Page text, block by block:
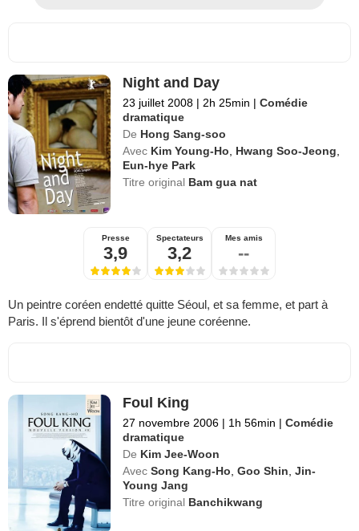
Night and Day
23 juillet 2008 | 2h 25min | Comédie
dramatique
De Hong Sang-soo
Avec Kim Young-Ho Hwang Soo-Jeong
Eun-hye Park
Titre original Bam gua nat
Presse
3,9
Spectateurs
3,2
Mes amis
--
Un peintre coréen endetté quitte Séoul, et sa femme, et part à
Paris. Il s'éprend bientôt d'une jeune coréenne.
Foul King
27 novembre 2006 | 1h 56min | Comédie
dramatique
De Kim Jee-Woon
Avec Song Kang-Ho ,Goo Shin ,Jin-
Young Jang
Titre original Banchikwang